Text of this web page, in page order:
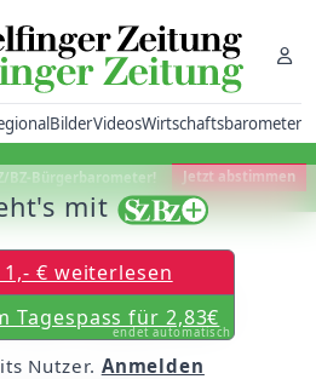
BilderVideosWirtschaftsbarometer
BZ-Bürgerbarometer! Jetzt abstimmen
der Kunst im
mit
€ weiterlesen
Tagespass für 2,83€
endet automatisch
Nutzer. Anmelden